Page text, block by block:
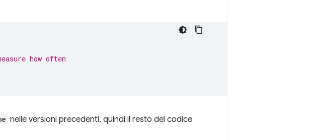
how often
nelle versioni precedenti, quindi il resto del codice